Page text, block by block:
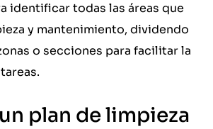
identificar todas las áreas que
y mantenimiento, dividendo
o secciones para facilitar la
plan de limpieza